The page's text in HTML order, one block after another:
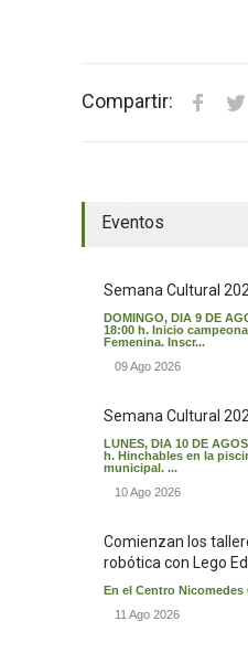
Compartir:
Eventos
Semana Cultural
DOMINGO, DIA 9 DE
18:00 h. Inicio
Femenina. Inscr...
09 Ago 2026
Semana Cultural
LUNES, DIA 10 DE
h. Hinchables en la
municipal. ...
10 Ago 2026
Comienzan los
robótica con Lego
En el Centro Nicomedes
11 Ago 2026